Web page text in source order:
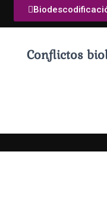
Conflictos